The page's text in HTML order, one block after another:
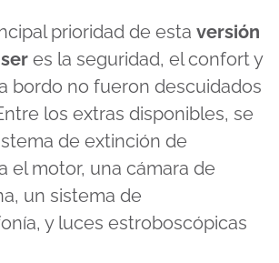
prioridad de esta versión
es la seguridad, el confort y
bordo no fueron descuidados
los extras disponibles, se
de extinción de
el motor, una cámara de
un sistema de
y luces estroboscópicas